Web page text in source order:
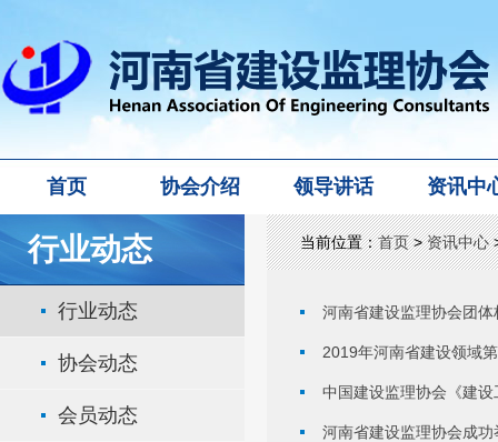
首页 协会介绍 领导讲话 资讯中
行业动态
行业动态
协会动态
会员动态
当前位置：首页>资讯中心
河南省建设监理协会团
2019年河南省建设领域
中国建设监理协会《建
河南省建设监理协会成